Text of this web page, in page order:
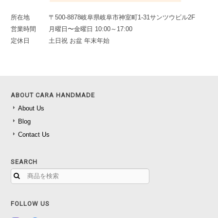
所在地
〒500-8878岐阜県岐阜市神室町1-31サンツウビル2F
営業時間
月曜日〜金曜日 10:00～17:00
定休日
土日祝 お盆 年末年始
ABOUT CARA HANDMADE
About Us
Blog
Contact Us
SEARCH
FOLLOW US